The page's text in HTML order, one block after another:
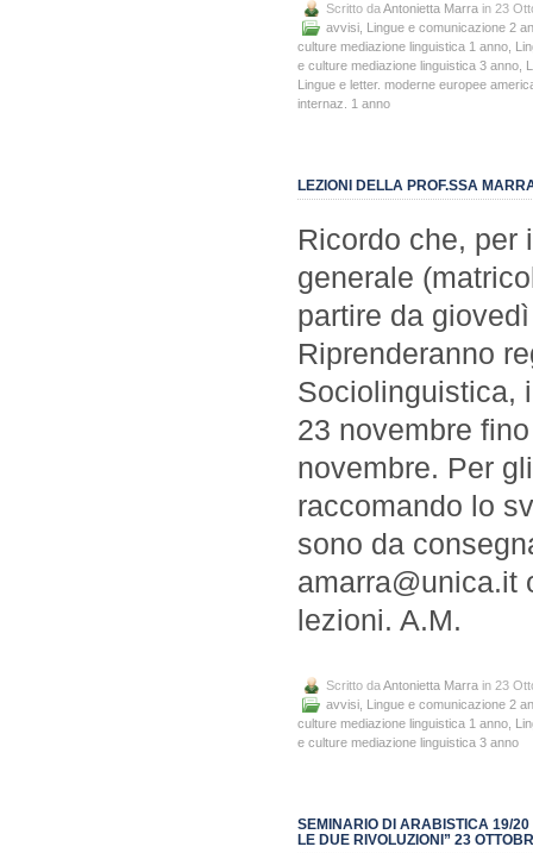
Scritto daAntonietta Marra in 23
avvisi, Lingue e comunicazione 2
culture mediazione linguistica 1 anno,
e culture mediazione linguistica 3 anno,
Lingue e letter. moderne europee
internaz. 1 anno
LEZIONI DELLA PROF.SSA
Ricordo che, per
generale
partire da
Riprenderanno
Sociolinguistica,
23 novembre
novembre. Per
raccomando lo
sono da
amarra@unica.it
lezioni. A.M.
Scritto daAntonietta Marra in 23
avvisi
Lingue e comunicazione 2
culture mediazione linguistica 1 anno
e culture mediazione linguistica 3 anno
SEMINARIO DI ARABISTICA 19/
LE DUE RIVOLUZIONI” 23